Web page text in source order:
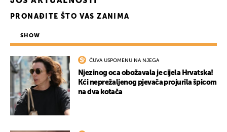
PRONAĐITE ŠTO VAS ZANIMA
SHOW
ČUVA USPOMENU NA NJEGA
Njezinog oca obožavala je cijela Hrvatska!
Kći neprežaljenog pjevača projurila špicom
na dva kotača